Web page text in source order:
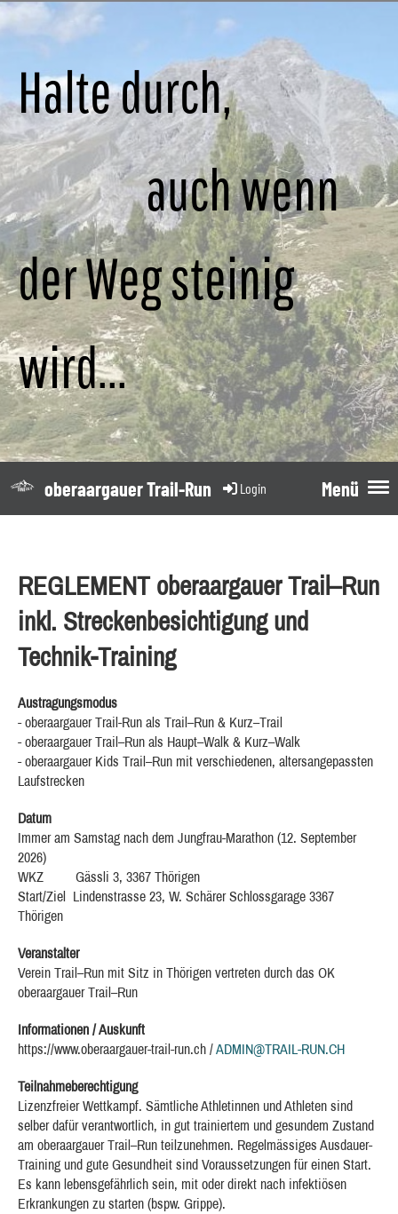
Halte durch,
auch wenn
der Wegsteinig
wird...
Menü
Login
oberaargauer Trail-Run
REGLEMENT oberaargauer Trail–Run
inkl. Streckenbesichtigung und
Technik-Training
Austragungsmodus
- oberaargauer Trail-Run als Trail–Run & Kurz–Trail
- oberaargauer Trail–Run als Haupt–Walk & Kurz–Walk
- oberaargauer Kids Trail–Run mit verschiedenen, altersangepassten
Laufstrecken
Datum
Immer am Samstag nach dem Jungfrau-Marathon (12. September
2026)
WKZ Gässli 3, 3367 Thörigen
Start/Ziel Lindenstrasse 23, W. Schärer Schlossgarage 3367
Thörigen
Veranstalter
Verein Trail–Run mit Sitz in Thörigen vertreten durch das OK
oberaargauer Trail–Run
Informationen / Auskunft
https://www.oberaargauer-trail-run.ch /ADMIN@TRAIL-RUN.CH
Teilnahmeberechtigung
Lizenzfreier Wettkampf. Sämtliche Athletinnen und Athleten sind
selber dafür verantwortlich, in gut trainiertem und gesundem Zustand
am oberaargauer Trail–Run teilzunehmen. Regelmässiges Ausdauer-
Training und gute Gesundheit sind Voraussetzungen für einen Start.
Es kann lebensgefährlich sein, mit oder direkt nach infektiösen
Erkrankungen zu starten (bspw. Grippe).